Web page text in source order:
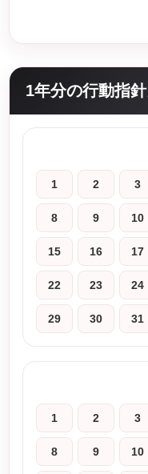
1年分の行動指
1 2 3
8 9 10
15 16 17
22 23 24
29 30 31
1 2 3
8 9 10